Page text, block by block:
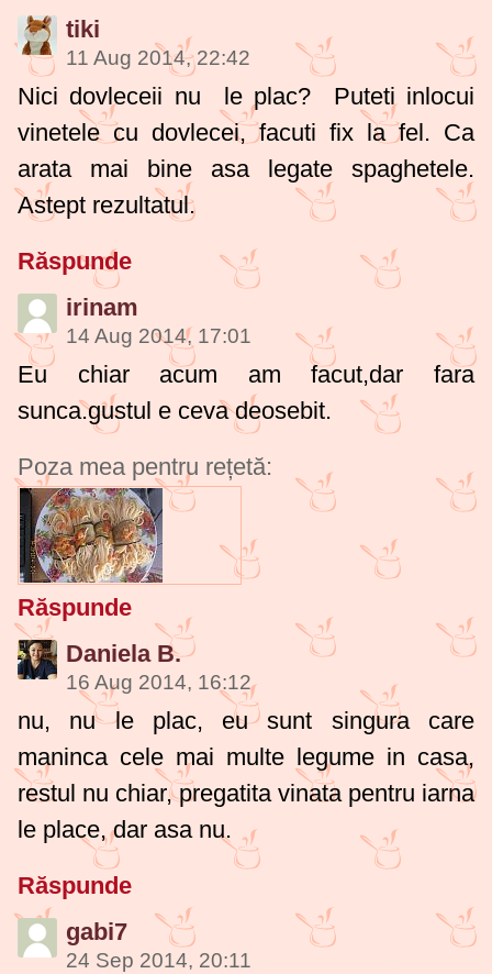
tiki
11 Aug 2014, 22:42
Nici dovleceii nu le plac? Puteti inlocui
vinetele cu dovlecei, facuti fix la fel. Ca
arata mai bine asa legate spaghetele.
Astept rezultatul.
Răspunde
irinam
14 Aug 2014, 17:01
Eu chiar acum am facut,dar fara
sunca.gustul e ceva deosebit.
Poza mea pentru rețetă:
Răspunde
Daniela B.
16 Aug 2014, 16:12
nu, nu le plac, eu sunt singura care
maninca cele mai multe legume in casa,
restul nu chiar, pregatita vinata pentru iarna
le place, dar asa nu.
Răspunde
gabi7
24 Sep 2014, 20:11